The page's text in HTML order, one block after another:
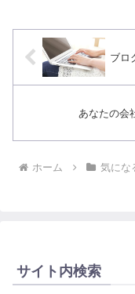
ブロ
あなたの会
ホーム 気にな
サイト内検索